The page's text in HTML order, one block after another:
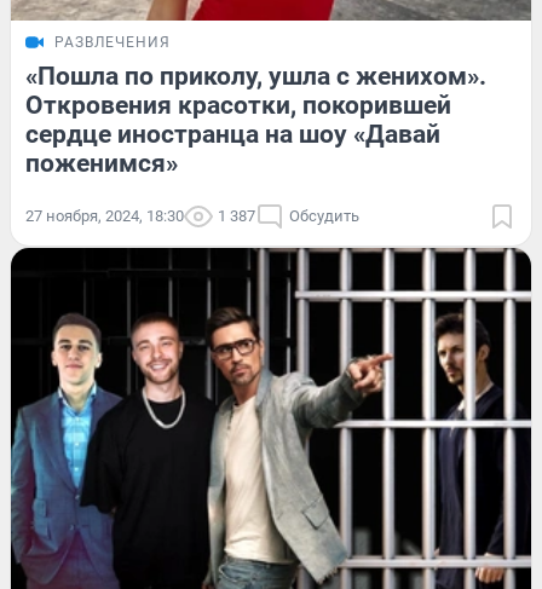
РАЗВЛЕЧЕНИЯ
«Пошла по приколу, ушла с женихом».
Откровения красотки, покорившей
сердце иностранца на шоу «Давай
поженимся»
27 ноября, 2024, 18:30 1 387 Обсудить